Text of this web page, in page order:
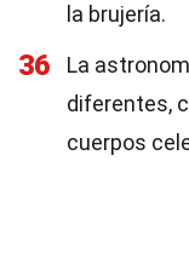
la brujería.
36
La
diferentes,
cuerpos